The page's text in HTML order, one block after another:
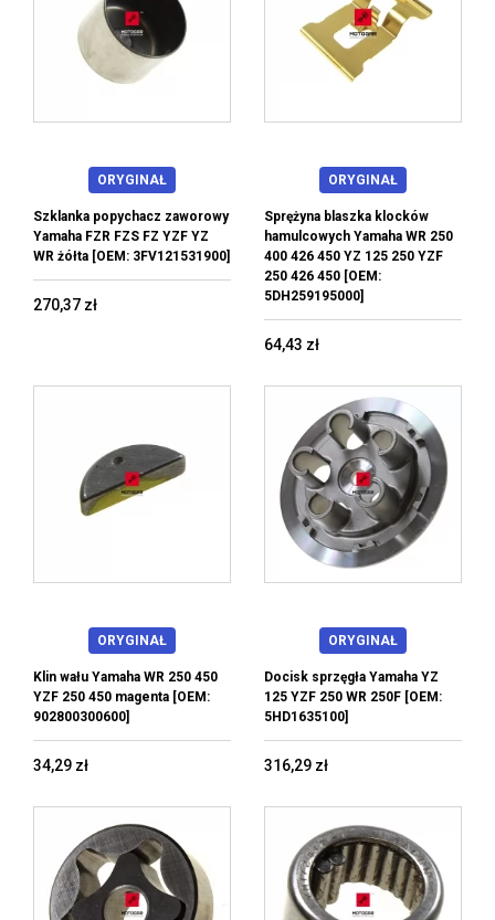
ORYGINAŁ
Szklanka popychacz zaworowy
Yamaha FZR FZS FZ YZF YZ
WR żółta [OEM: 3FV121531900]
270,37 zł
ORYGINAŁ
Sprężyna blaszka klocków
hamulcowych Yamaha WR 250
400 426 450 YZ 125 250 YZF
250 426 450 [OEM:
5DH259195000]
64,43 zł
ORYGINAŁ
Klin wału Yamaha WR 250 450
YZF 250 450 magenta [OEM:
902800300600]
34,29 zł
ORYGINAŁ
Docisk sprzęgła Yamaha YZ
125 YZF 250 WR 250F [OEM:
5HD1635100]
316,29 zł